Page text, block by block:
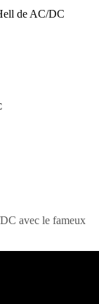
de AC/DC
avec le fameux